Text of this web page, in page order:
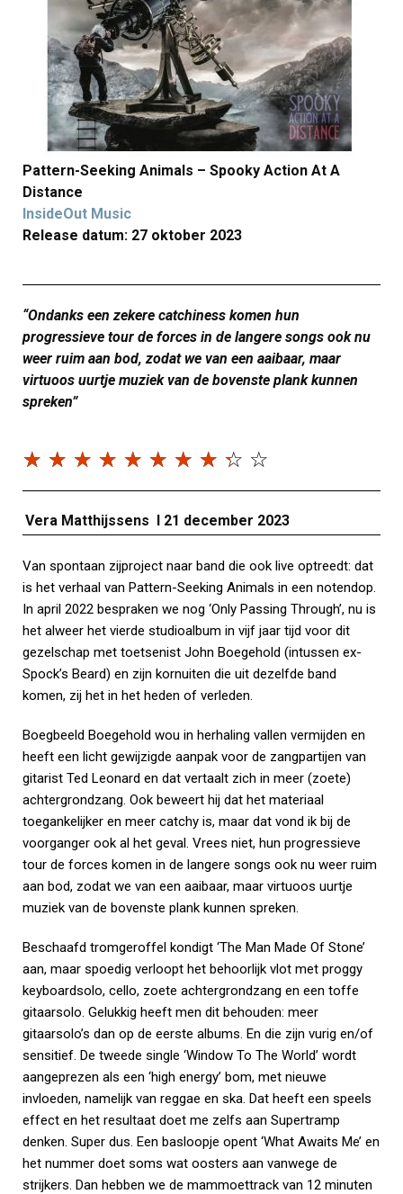
Pattern-Seeking Animals – Spooky Action At A
Distance
InsideOut Music
Release datum: 27 oktober 2023
“Ondanks een zekere catchiness komen hun
progressieve tour de forces in de langere songs ook nu
weer ruim aan bod, zodat we van een aaibaar, maar
virtuoos uurtje muziek van de bovenste plank kunnen
spreken”
☆ ☆ ☆ ☆ ☆ ☆ ☆ ☆ ☆ ☆
Vera Matthijssens I 21 december 2023
Van spontaan zijproject naar band die ook live optreedt: dat
is het verhaal van Pattern-Seeking Animals in een notendop.
In april 2022 bespraken we nog ‘Only Passing Through’, nu is
het alweer het vierde studioalbum in vijf jaar tijd voor dit
gezelschap met toetsenist John Boegehold (intussen ex-
Spock’s Beard) en zijn kornuiten die uit dezelfde band
komen, zij het in het heden of verleden.
Boegbeeld Boegehold wou in herhaling vallen vermijden en
heeft een licht gewijzigde aanpak voor de zangpartijen van
gitarist Ted Leonard en dat vertaalt zich in meer (zoete)
achtergrondzang. Ook beweert hij dat het materiaal
toegankelijker en meer catchy is, maar dat vond ik bij de
voorganger ook al het geval. Vrees niet, hun progressieve
tour de forces komen in de langere songs ook nu weer ruim
aan bod, zodat we van een aaibaar, maar virtuoos uurtje
muziek van de bovenste plank kunnen spreken.
Beschaafd tromgeroffel kondigt ‘The Man Made Of Stone’
aan, maar spoedig verloopt het behoorlijk vlot met proggy
keyboardsolo, cello, zoete achtergrondzang en een toffe
gitaarsolo. Gelukkig heeft men dit behouden: meer
gitaarsolo’s dan op de eerste albums. En die zijn vurig en/of
sensitief. De tweede single ‘Window To The World’ wordt
aangeprezen als een ‘high energy’ bom, met nieuwe
invloeden, namelijk van reggae en ska. Dat heeft een speels
effect en het resultaat doet me zelfs aan Supertramp
denken. Super dus. Een basloopje opent ‘What Awaits Me’ en
het nummer doet soms wat oosters aan vanwege de
strijkers. Dan hebben we de mammoettrack van 12 minuten